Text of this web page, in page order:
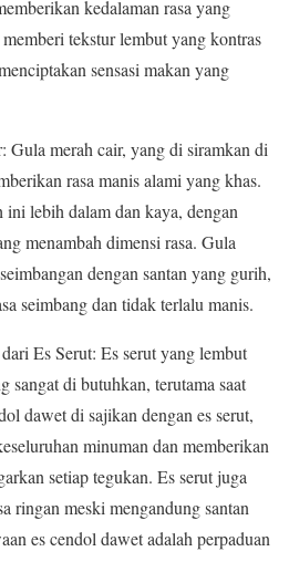
kedalaman rasa yang
tekstur lembut yang kontras
sensasi makan yang
merah cair, yang di siramkan di
rasa manis alami yang khas.
ini lebih dalam dan kaya, dengan
menambah dimensi rasa. Gula
dengan santan yang gurih,
seimbang dan tidak terlalu manis.
Es Serut: Es serut yang lembut
sangat di butuhkan, terutama saat
dawet di sajikan dengan es serut,
minuman dan memberikan
setiap tegukan. Es serut juga
ringan meski mengandung santan
es cendol dawet adalah perpaduan